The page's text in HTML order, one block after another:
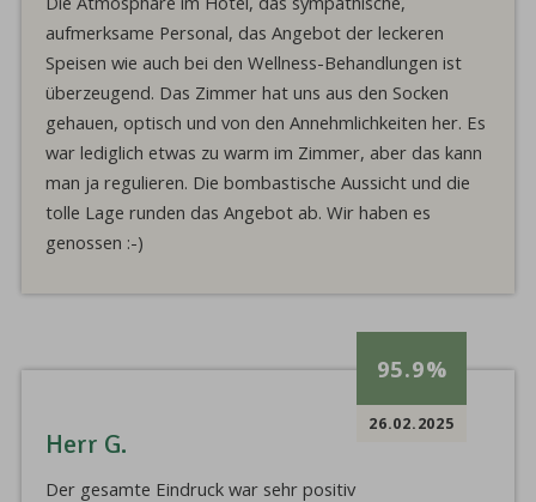
aufmerksame Personal, das Angebot der leckeren
Speisen wie auch bei den Wellness-Behandlungen ist
überzeugend. Das Zimmer hat uns aus den Socken
gehauen, optisch und von den Annehmlichkeiten her. Es
war lediglich etwas zu warm im Zimmer, aber das kann
man ja regulieren. Die bombastische Aussicht und die
tolle Lage runden das Angebot ab. Wir haben es
genossen :-)
95.9%
26.02.2025
Herr G.
Der gesamte Eindruck war sehr positiv